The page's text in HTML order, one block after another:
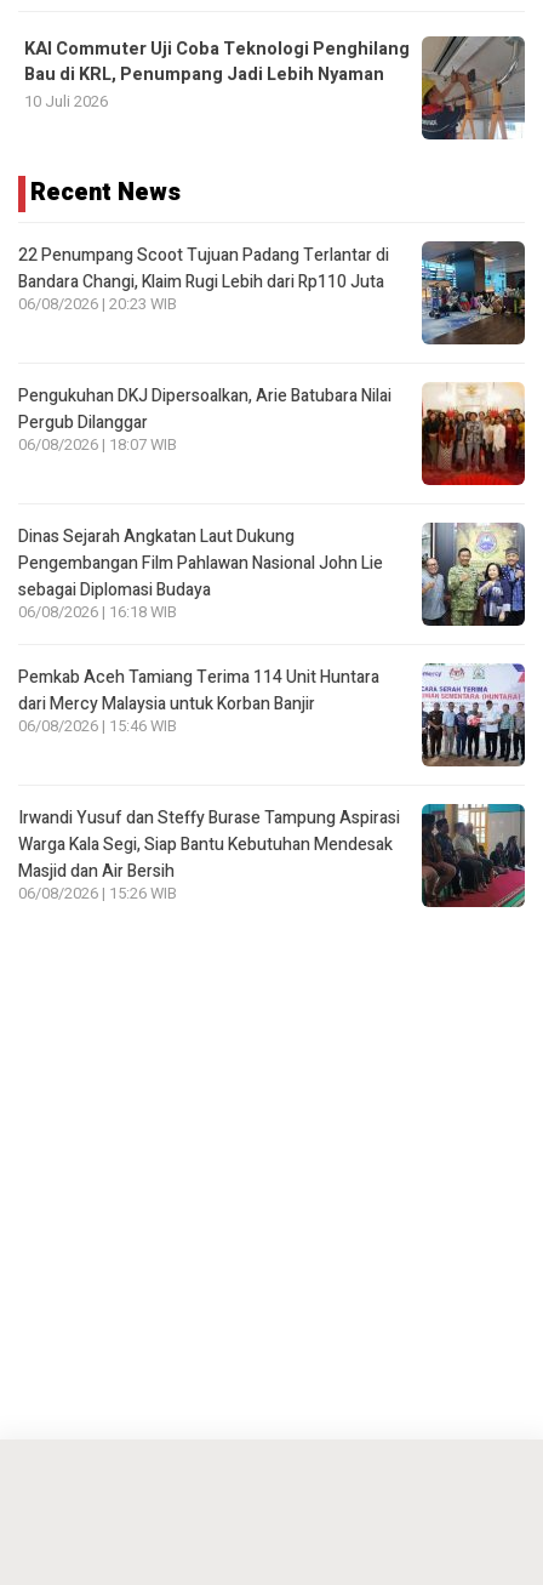
KAI Commuter Uji Coba Teknologi Penghilang
Bau di KRL, Penumpang Jadi Lebih Nyaman
10 Juli 2026
Recent News
22 Penumpang Scoot Tujuan Padang Terlantar di
Bandara Changi, Klaim Rugi Lebih dari Rp110 Juta
06/08/2026 | 20:23 WIB
Pengukuhan DKJ Dipersoalkan, Arie Batubara Nilai
Pergub Dilanggar
06/08/2026 | 18:07 WIB
Dinas Sejarah Angkatan Laut Dukung
Pengembangan Film Pahlawan Nasional John Lie
sebagai Diplomasi Budaya
06/08/2026 | 16:18 WIB
Pemkab Aceh Tamiang Terima 114 Unit Huntara
dari Mercy Malaysia untuk Korban Banjir
06/08/2026 | 15:46 WIB
Irwandi Yusuf dan Steffy Burase Tampung Aspirasi
Warga Kala Segi, Siap Bantu Kebutuhan Mendesak
Masjid dan Air Bersih
06/08/2026 | 15:26 WIB